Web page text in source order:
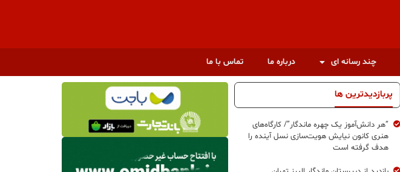
چند رسانه ای درباره ما تماس با ما
پربازدیدترین ها
“هر دانش‌آموز یک چهره ماندگار”/ کارگاه‌های
هنری کانون نیایش هویت‌سازی نسل آینده را
هدف گرفته است